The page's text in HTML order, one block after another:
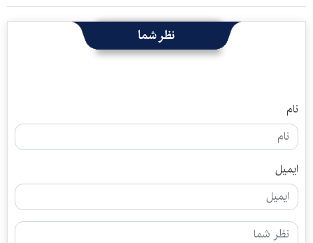
نظر شما
نام
ایمیل